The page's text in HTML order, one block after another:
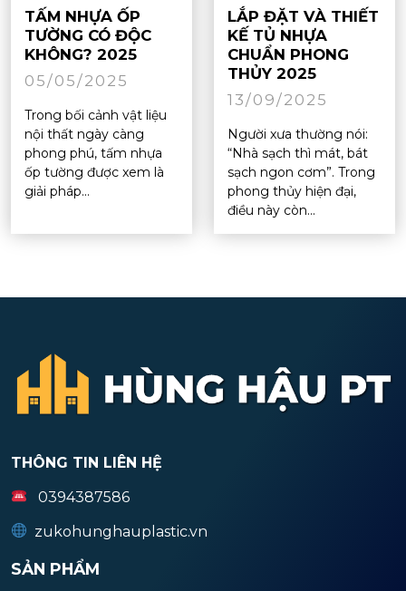
TẤM NHỰA ỐP
TƯỜNG CÓ ĐỘC
KHÔNG? 2025
05/05/2025
Trong bối cảnh vật liệu
nội thất ngày càng
phong phú, tấm nhựa
ốp tường được xem là
giải pháp...
LẮP ĐẶT VÀ THIẾT
KẾ TỦ NHỰA
CHUẨN PHONG
THỦY 2025
13/09/2025
Người xưa thường nói:
“Nhà sạch thì mát, bát
sạch ngon cơm”. Trong
phong thủy hiện đại,
điều này còn...
THÔNG TIN LIÊN HỆ
0394387586
zukohunghauplastic.vn
SẢN PHẨM